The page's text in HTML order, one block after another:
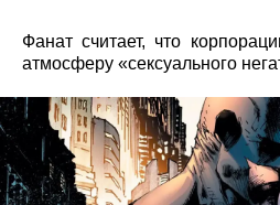
Фанат считает, что
атмосферу «сексуального